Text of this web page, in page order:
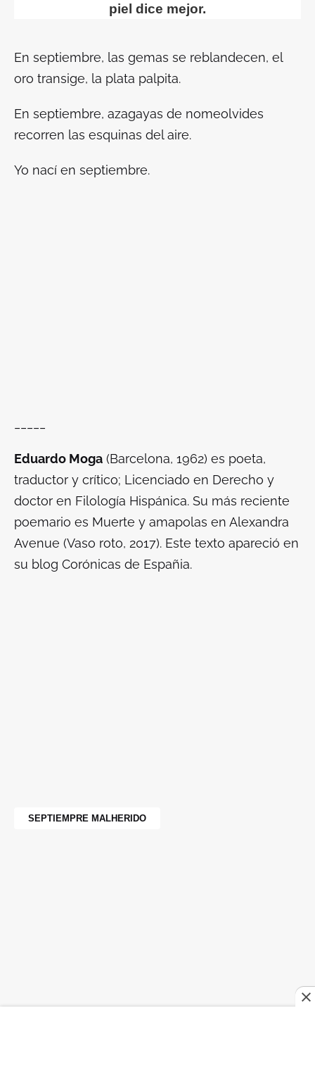
piel dice mejor.
En septiembre, las gemas se reblandecen, el
oro transige, la plata palpita.
En septiembre, azagayas de nomeolvides
recorren las esquinas del aire.
Yo nací en septiembre.
Eduardo Moga (Barcelona, 1962) es poeta,
traductor y crítico; Licenciado en Derecho y
doctor en Filología Hispánica. Su más reciente
poemario es Muerte y amapolas en Alexandra
Avenue (Vaso roto, 2017). Este texto apareció en
su blog Corónicas de Españia.
SEPTIEMPRE MALHERIDO